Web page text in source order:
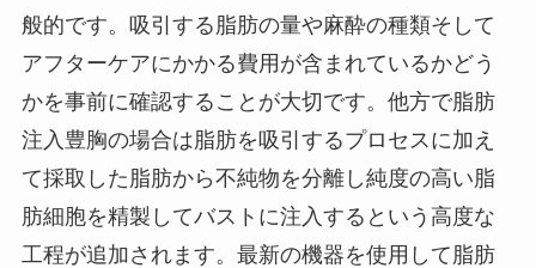
般的です。吸引する脂肪の量や麻酔の種類そして
アフターケアにかかる費用が含まれているかどう
かを事前に確認することが大切です。他方で脂肪
注入豊胸の場合は脂肪を吸引するプロセスに加え
て採取した脂肪から不純物を分離し純度の高い脂
肪細胞を精製してバストに注入するという高度な
工程が追加されます。最新の機器を使用して脂肪